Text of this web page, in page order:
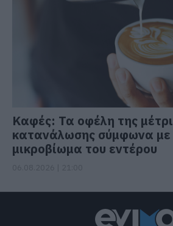
Καφές: Τα οφέλη της
κατανάλωσης σύμφωνα με
μικροβίωμα του εντέρου